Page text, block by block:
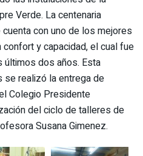
Verde. La centenaria
con uno de los mejores
y capacidad, el cual fue
dos años. Esta
se realizó la entrega de
Colegio Presidente
del ciclo de talleres de
Susana Gimenez.